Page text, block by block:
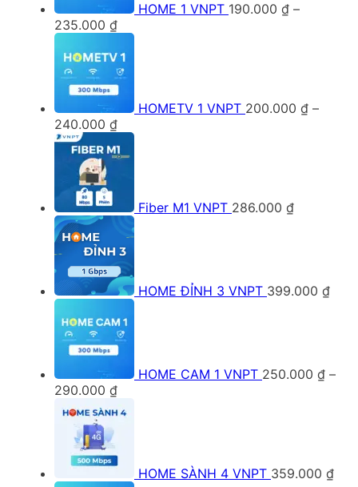
HOME 1 VNPT 190.000 ₫ –
235.000 ₫Khoảng
giá:
từ
190.000 ₫
đến
235.000 ₫
HOMETV 1 VNPT 200.000 ₫ –
240.000 ₫Khoảng
giá:
từ
240.000 ₫
Fiber M1 VNPT 286.000 ₫
HOME ĐỈNH 3 VNPT 399.000 ₫
HOME CAM 1 VNPT 250.000 ₫ –
290.000 ₫Khoảng
giá:
từ
đến
290.000 ₫
HOME SÀNH 4 VNPT 359.000 ₫